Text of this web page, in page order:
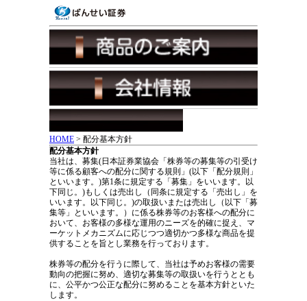
HOME > 配分基本方針
配分基本方針
当社は、募集(日本証券業協会「株券等の募集等の引受け
等に係る顧客への配分に関する規則」(以下「配分規則」
といいます。)第1条に規定する「募集」をいいます。以
下同じ。)もしくは売出し（同条に規定する「売出し」を
いいます。以下同じ。)の取扱いまたは売出し（以下「募
集等」といいます。）に係る株券等のお客様への配分に
おいて、お客様の多様な運用のニーズを的確に捉え、マ
ーケットメカニズムに応じつつ適切かつ多様な商品を提
供することを旨とし業務を行っております。
株券等の配分を行うに際して、当社は予めお客様の需要
動向の把握に努め、適切な募集等の取扱いを行うととも
に、公平かつ公正な配分に努めることを基本方針といた
します。